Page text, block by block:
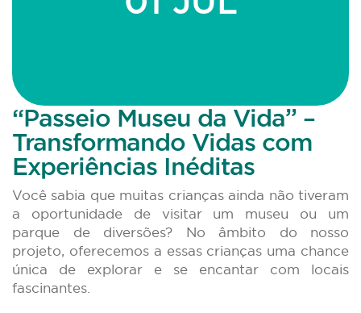
“Passeio Museu da Vida” –
Transformando Vidas com
Experiências Inéditas
Você sabia que muitas crianças ainda não tiveram
a oportunidade de visitar um museu ou um
parque de diversões? No âmbito do nosso
projeto, oferecemos a essas crianças uma chance
única de explorar e se encantar com locais
fascinantes.